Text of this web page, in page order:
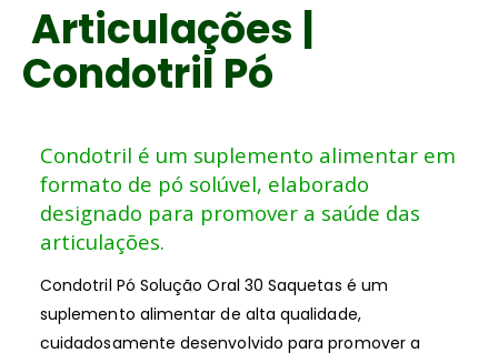
Articulações |
Condotril Pó
Condotril é um suplemento alimentar em
formato de pó solúvel, elaborado
designado para promover a saúde das
articulações.
Condotril Pó Solução Oral 30 Saquetas é um
suplemento alimentar de alta qualidade,
cuidadosamente desenvolvido para promover a